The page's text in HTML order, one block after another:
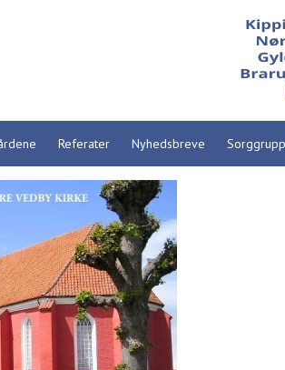
Referater Nyhedsbreve